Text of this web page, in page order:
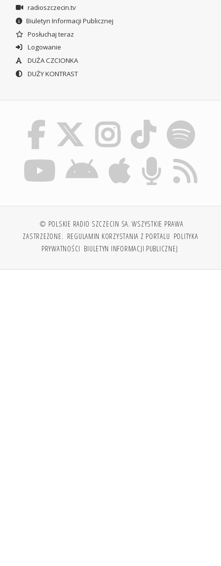
radioszczecin.tv
Biuletyn Informacji Publicznej
Posłuchaj teraz
Logowanie
DUŻA CZCIONKA
DUŻY KONTRAST
© POLSKIE RADIO SZCZECIN SA. WSZYSTKIE PRAWA
ZASTRZEŻONE. REGULAMIN KORZYSTANIA Z PORTALU POLITYKA
PRYWATNOŚCI BIULETYN INFORMACJI PUBLICZNEJ